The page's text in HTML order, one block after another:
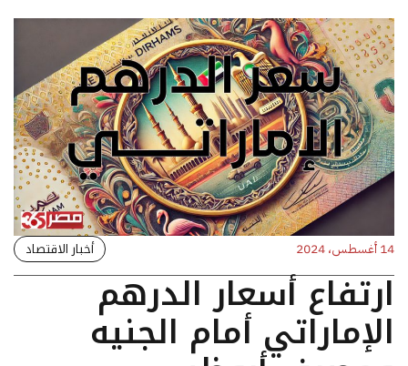
14 أغسطس، 2024 أخبار الاقتصاد
ارتفاع أسعار الدرهم
الإماراتي أمام الجنيه